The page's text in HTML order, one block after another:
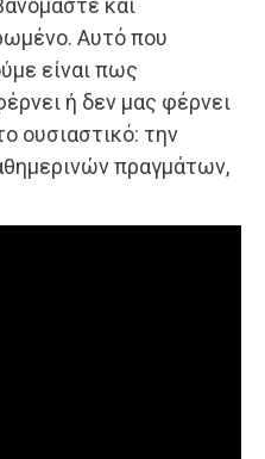
και
Αυτό που
είναι πως
ή δεν μας φέρνει
ουσιαστικό: την
πραγμάτων,